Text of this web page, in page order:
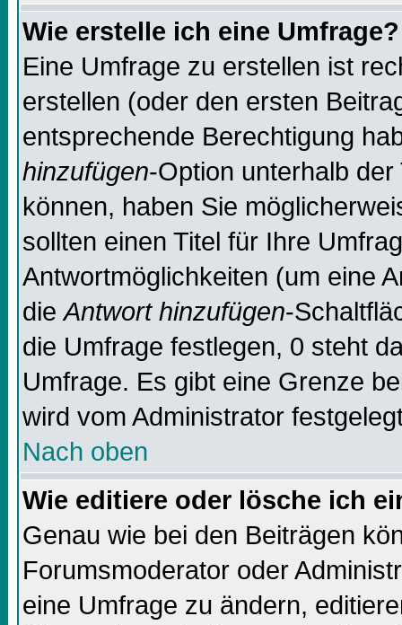
Wie erstelle ich eine Umfrage?
Eine Umfrage zu erstellen ist
erstellen (oder den ersten
entsprechende Berechtigung
hinzufügen-Option unterhalb
können, haben Sie
sollten einen Titel für Ihre
Antwortmöglichkeiten (um eine
dieAntwort hinzufügen-
die Umfrage festlegen, 0 steht
Umfrage. Es gibt eine Grenze
wird vom Administrator
Nach oben
Wie editiere oder lösche ich
Genau wie bei den Beiträgen
Forumsmoderator oder
eine Umfrage zu ändern,